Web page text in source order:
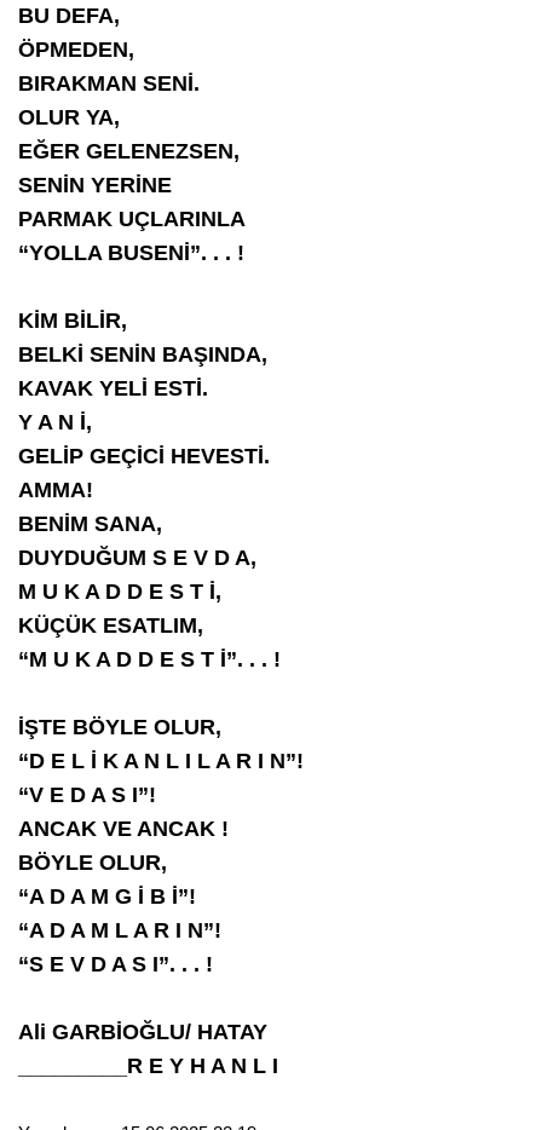
BU DEFA,
ÖPMEDEN,
BIRAKMAN SENİ.
OLUR YA,
EĞER GELENEZSEN,
SENİN YERİNE
PARMAK UÇLARINLA
“YOLLA BUSENİ”. . . !
KİM BİLİR,
BELKİ SENİN BAŞINDA,
KAVAK YELİ ESTİ.
Y A N İ,
GELİP GEÇİCİ HEVESTİ.
AMMA!
BENİM SANA,
DUYDUĞUM S E V D A,
M U K A D D E S T İ,
KÜÇÜK ESATLIM,
“M U K A D D E S T İ”. . . !
İŞTE BÖYLE OLUR,
“D E L İ K A N L I L A R I N”!
“V E D A S I”!
ANCAK VE ANCAK !
BÖYLE OLUR,
“A D A M G İ B İ”!
“A D A M L A R I N”!
“S E V D A S I”. . . !
Ali GARBİOĞLU/ HATAY
_________R E Y H A N L I